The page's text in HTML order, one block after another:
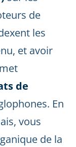
de
les
et avoir
de
En
vous
de la